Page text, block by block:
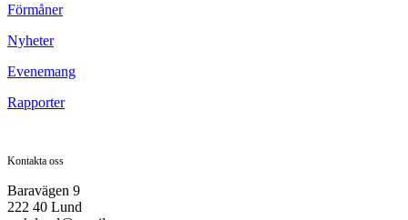
Förmåner
Nyheter
Evenemang
Rapporter
Kontakta oss
Baravägen 9
222 40 Lund